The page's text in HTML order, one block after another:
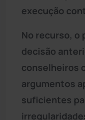
execução
No recurso, o
decisão
conselheiros
argumentos
suficientes